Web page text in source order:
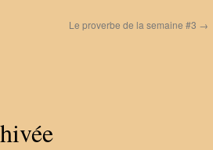
Le proverbe de la semaine #3 →